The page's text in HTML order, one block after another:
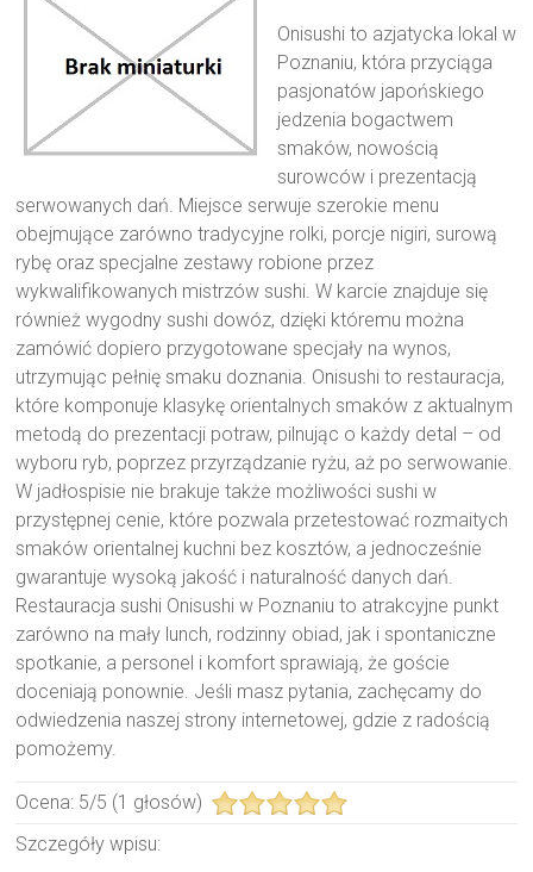
Onisushi to azjatycka lokal w
Poznaniu, która przyciąga
pasjonatów japońskiego
jedzenia bogactwem
smaków, nowością
surowców i prezentacją
serwowanych dań. Miejsce serwuje szerokie menu
obejmujące zarówno tradycyjne rolki, porcje nigiri, surową
rybę oraz specjalne zestawy robione przez
wykwalifikowanych mistrzów sushi. W karcie znajduje się
również wygodny sushi dowóz, dzięki któremu można
zamówić dopiero przygotowane specjały na wynos,
utrzymując pełnię smaku doznania. Onisushi to restauracja,
które komponuje klasykę orientalnych smaków z aktualnym
metodą do prezentacji potraw, pilnując o każdy detal – od
wyboru ryb, poprzez przyrządzanie ryżu, aż po serwowanie.
W jadłospisie nie brakuje także możliwości sushi w
przystępnej cenie, które pozwala przetestować rozmaitych
smaków orientalnej kuchni bez kosztów, a jednocześnie
gwarantuje wysoką jakość i naturalność danych dań.
Restauracja sushi Onisushi w Poznaniu to atrakcyjne punkt
zarówno na mały lunch, rodzinny obiad, jak i spontaniczne
spotkanie, a personel i komfort sprawiają, że goście
doceniają ponownie. Jeśli masz pytania, zachęcamy do
odwiedzenia naszej strony internetowej, gdzie z radością
pomożemy.
Ocena: 5/5 (1 głosów)
Szczegóły wpisu: